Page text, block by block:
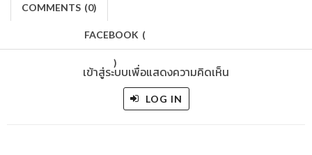
COMMENTS (0)
FACEBOOK (
)
เข้าสู่ระบบเพื่อแสดงความคิดเห็น
LOG IN